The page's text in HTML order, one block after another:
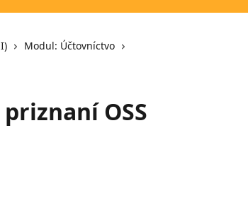
Modul: Účtovníctvo
OSS